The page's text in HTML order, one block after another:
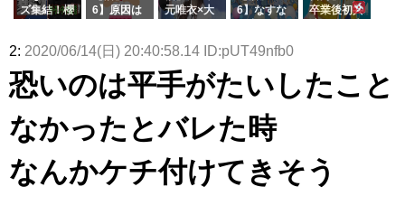
シャルグッ
ズ絶賛販売
りぃむナン
タラ】
事務所に所
属している
ズ集結！櫻
理子、8/6
ト！」水曜
スタジオ出
6】原因は
uddiesを
る...
元唯衣×大
カップお姉
さんに恐怖
【くりぃむ
ナンタラ】
6】なすな
2曲目っ
ィット 東
京ドーム公
卒業後初共
んと再会し
た結果･･･
2: 2020/06/14(日) 20:40:58.14 ID:pUT49nfb0
恐いのは平手がたいしたこと
なかったとバレた時
なんかケチ付けてきそう